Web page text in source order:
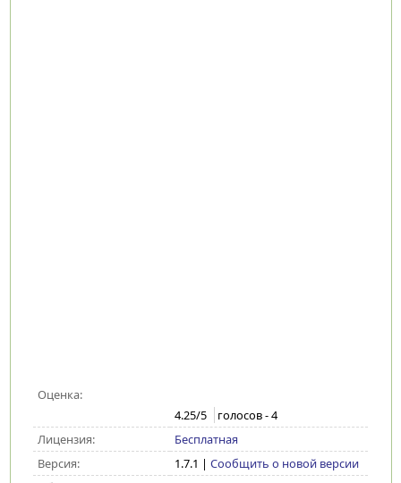
Оценка:
4.25/5 голосов -4
Лицензия:
Бесплатная
Версия:
1.7.1 | Сообщить о новой версии